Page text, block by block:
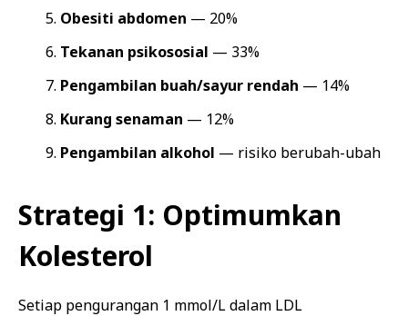
Obesiti abdomen — 20%
Tekanan psikososial — 33%
Pengambilan buah/sayur rendah — 14%
Kurang senaman — 12%
Pengambilan alkohol — risiko berubah-ubah
Strategi 1: Optimumkan
Kolesterol
Setiap pengurangan 1 mmol/L dalam LDL